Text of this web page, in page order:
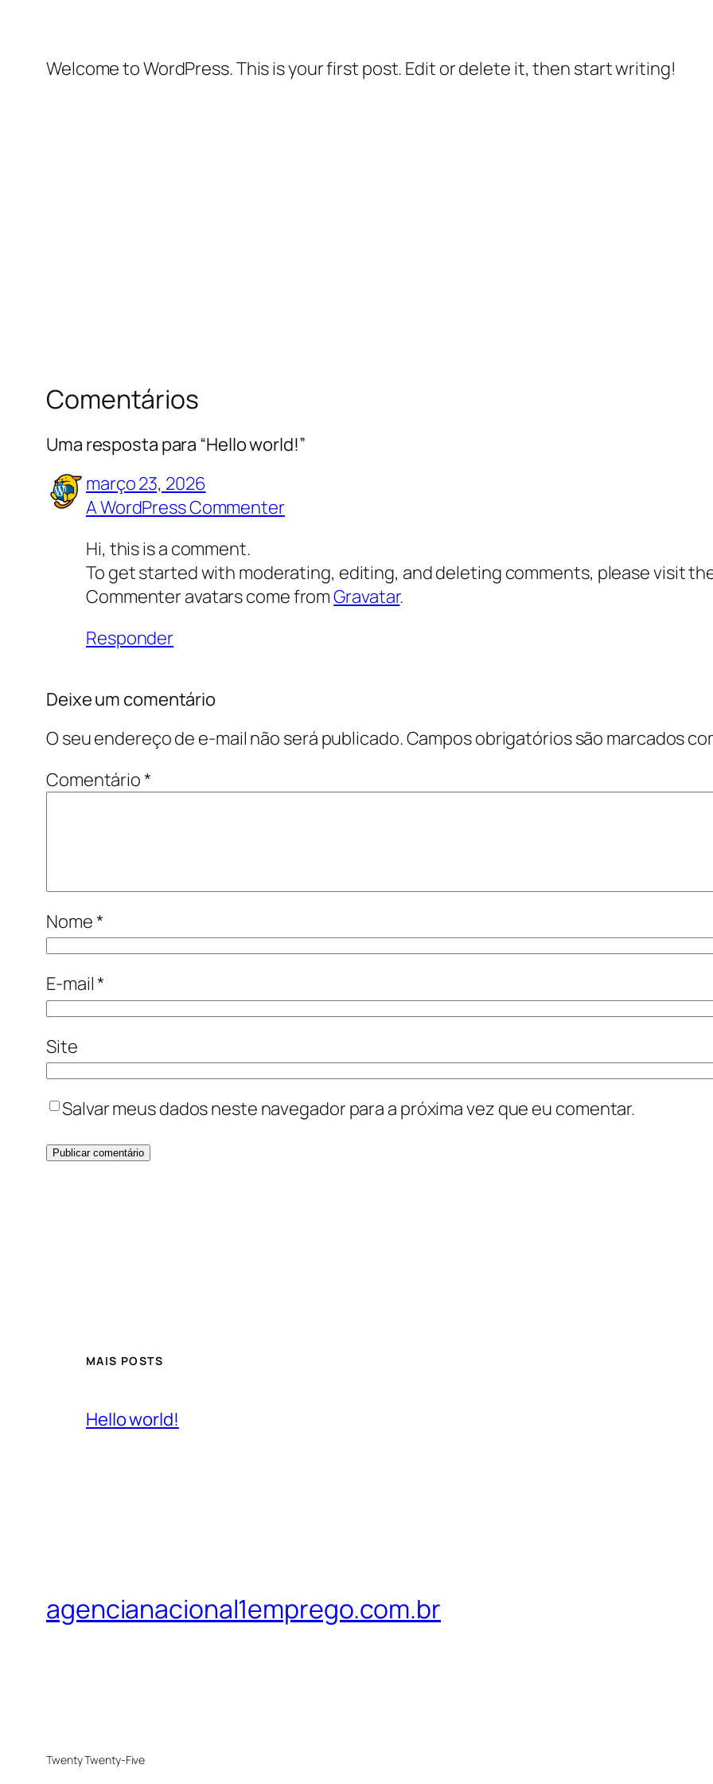
Welcome to WordPress. This is your first post. Edit or delete it, then start writing!
Comentários
Uma resposta para “Hello world!”
março 23, 2026
A WordPress Commenter
Hi, this is a comment.
To get started with moderating, editing, and deleting comments, please visit
Commenter avatars come fromGravatar.
Responder
Deixe um comentário
O seu endereço de e-mail não será publicado.Campos obrigatórios são marcados
Comentário*
Nome*
E-mail*
Site
Salvar meus dados neste navegador para a próxima vez que eu comentar.
MAIS POSTS
Hello world!
agencianacional1emprego.com.br
Twenty Twenty-Five